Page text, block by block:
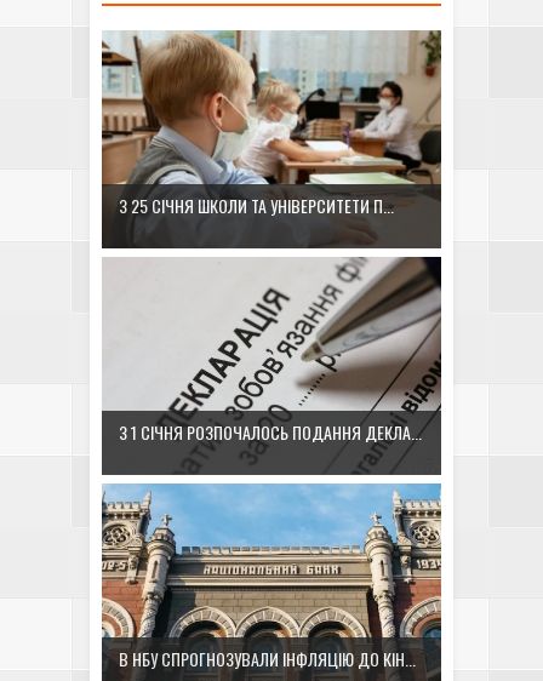
З 25 СІЧНЯ ШКОЛИ ТА УНІВЕРСИТЕТИ П...
З 1 СІЧНЯ РОЗПОЧАЛОСЬ ПОДАННЯ ДЕКЛА...
В НБУ СПРОГНОЗУВАЛИ ІНФЛЯЦІЮ ДО КІН...